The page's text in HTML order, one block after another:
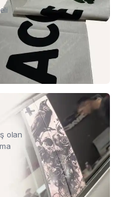
olan